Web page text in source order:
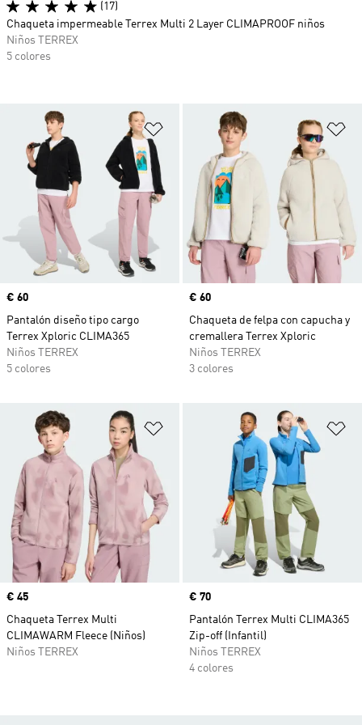
Añadir a la lista de deseos
Precio
€ 60
Pantalón diseño tipo cargo
Terrex Xploric CLIMA365
Niños TERREX
5 colores
Precio
€ 60
Chaqueta de felpa con capucha y
cremallera Terrex Xploric
Niños TERREX
3 colores
Añadir a la lista de deseos
Precio
€ 45
Chaqueta Terrex Multi
CLIMAWARM Fleece (Niños)
Niños TERREX
Precio
€ 70
Pantalón Terrex Multi CLIMA365
Zip-off (Infantil)
Niños TERREX
4 colores
(17)
Chaqueta impermeable Terrex Multi 2 Layer CLIMAPROOF niños
Niños TERREX
5 colores